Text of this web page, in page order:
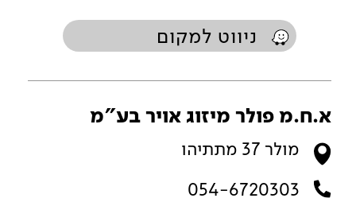
ניווט למקום
א.ח.מ פולר מיזוג אויר בע"מ
מולר 37 מתתיהו
054-6720303